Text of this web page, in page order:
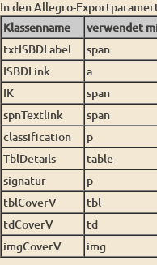
In den Allegro-
Klassenname
verwendet
txtISBDLabel
span
ISBDLink
a
IK
span
spnTextlink
span
classification
p
TblDetails
table
signatur
p
tblCoverV
tbl
tdCoverV
td
imgCoverV
img